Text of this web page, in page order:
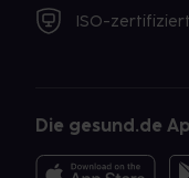
ISO-
Die gesund.de